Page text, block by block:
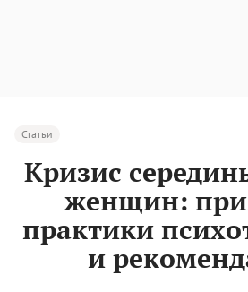
Статьи
Кризис
женщин:
практики
и